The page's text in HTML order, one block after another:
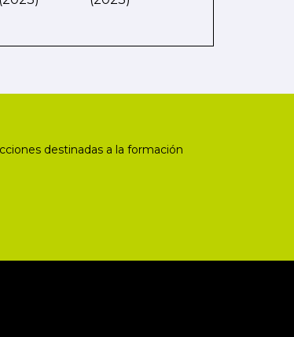
destinadas a la formación